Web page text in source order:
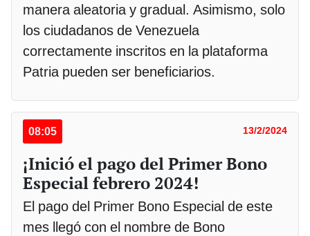
manera aleatoria y gradual. Asimismo, solo
los ciudadanos de Venezuela
correctamente inscritos en la plataforma
Patria pueden ser beneficiarios.
08:05 13/2/2024
¡Inició el pago del Primer Bono
Especial febrero 2024!
El pago del Primer Bono Especial de este
mes llegó con el nombre de Bono